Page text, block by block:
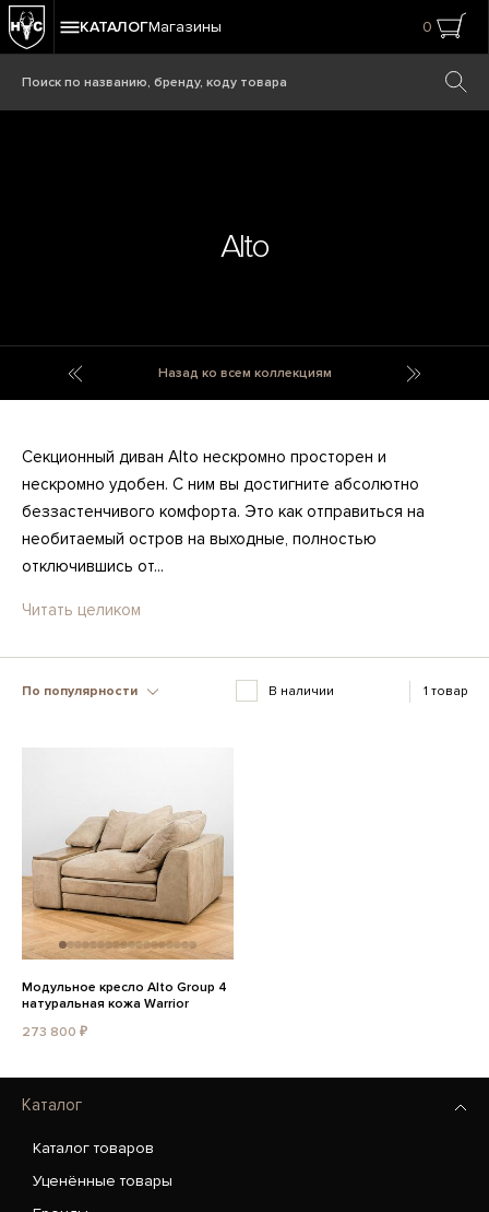
КАТАЛОГМагазины 0
Alto
Alphabet KnobsНазад ко всем коллекциям
Секционный диван Alto нескромно просторен и
нескромно удобен. С ним вы достигните абсолютно
беззастенчивого комфорта. Это как отправиться на
необитаемый остров на выходные, полностью
отключившись от...
Читать целиком
По популярности В наличии 1 товар
Модульное кресло Alto Group 4
натуральная кожа Warrior
273 800 ₽
Каталог
Каталог товаров
Уценённые товары